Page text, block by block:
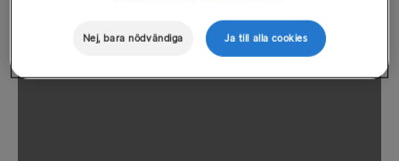
Nej, bara nödvändiga Ja till alla cookies